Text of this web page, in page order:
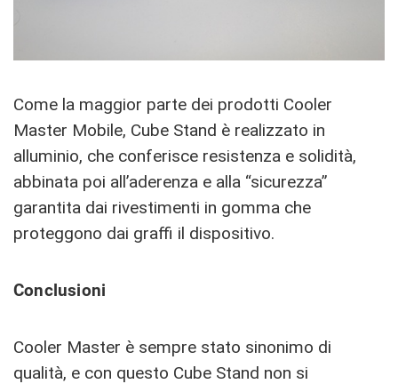
Come la maggior parte dei prodotti Cooler
Master Mobile, Cube Stand è realizzato in
alluminio, che conferisce resistenza e solidità,
abbinata poi all’aderenza e alla “sicurezza”
garantita dai rivestimenti in gomma che
proteggono dai graffi il dispositivo.
Conclusioni
Cooler Master è sempre stato sinonimo di
qualità, e con questo Cube Stand non si